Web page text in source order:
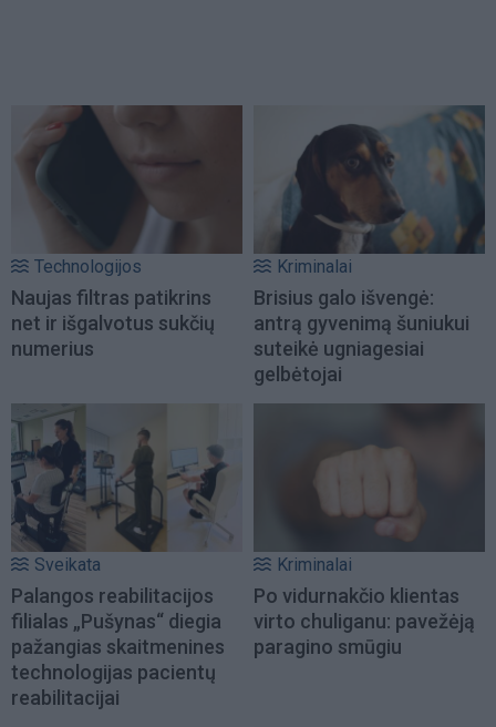
Technologijos
Naujas filtras patikrins
net ir išgalvotus sukčių
numerius
Kriminalai
Brisius galo išvengė:
antrą gyvenimą šuniukui
suteikė ugniagesiai
gelbėtojai
Sveikata
Palangos reabilitacijos
filialas „Pušynas“ diegia
pažangias skaitmenines
technologijas pacientų
reabilitacijai
Kriminalai
Po vidurnakčio klientas
virto chuliganu: pavežėją
paragino smūgiu